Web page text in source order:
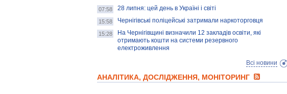
07:58 28 липня: цей день в Україні і світі
15:58 Чернігівські поліцейські затримали наркоторговця
15:28
На Чернігівщині визначили 12 закладів освіти, які
отримають кошти на системи резервного
електроживлення
Всі новини
АНАЛІТИКА, ДОСЛІДЖЕННЯ, МОНІТОРИНГ